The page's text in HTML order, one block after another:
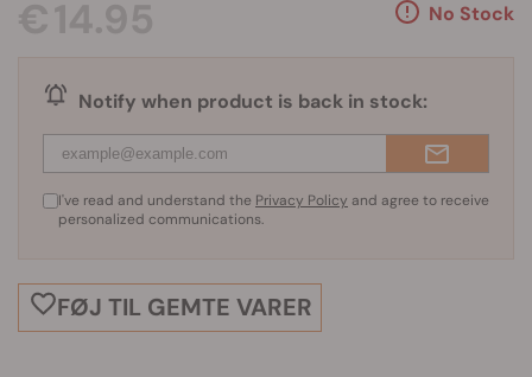
No Stock
Notify when product is back in stock:
I've read and understand the Privacy Policy and agree to receive
personalized communications.
FØJ TIL GEMTE VARER